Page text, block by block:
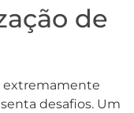
de
extremamente
desafios. Um